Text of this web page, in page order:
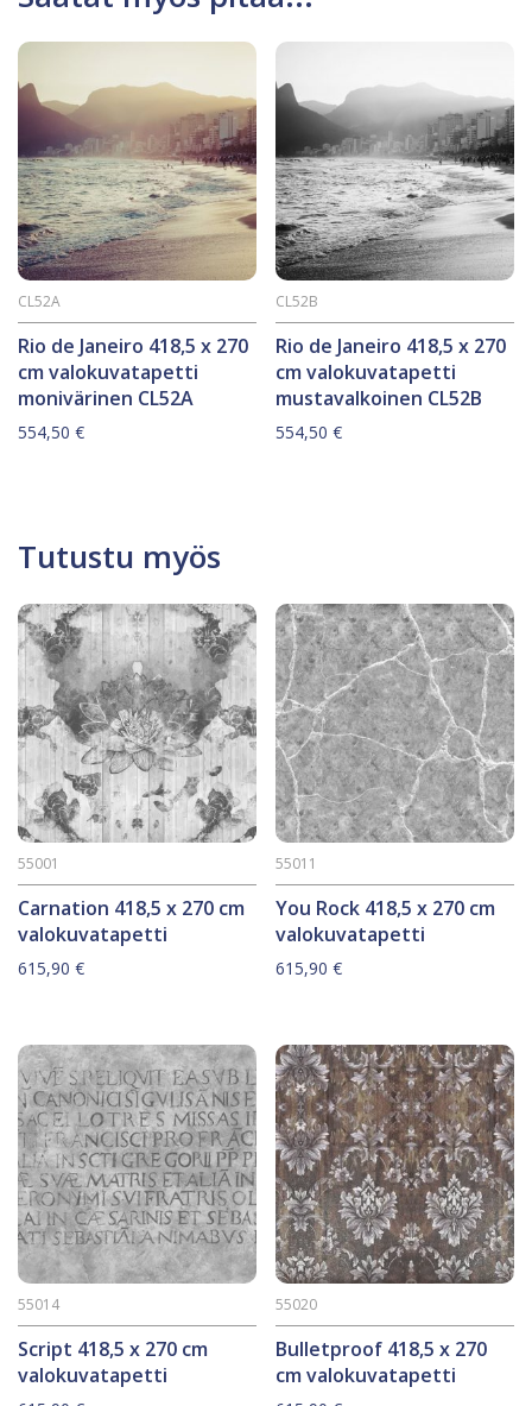
Rio de Janeiro 418,5 x 270
cm valokuvatapetti
monivärinen CL52A
CL52A
554,50 €
Rio de Janeiro 418,5 x 270
cm valokuvatapetti
mustavalkoinen CL52B
CL52B
554,50€
Tutustu myös
Carnation 418,5 x 270 cm
valokuvatapetti
55001
615,90 €
You Rock 418,5 x 270 cm
valokuvatapetti
55011
615,90€
Script 418,5 x 270 cm
valokuvatapetti
55014
Bulletproof 418,5 x 270
cm valokuvatapetti
55020